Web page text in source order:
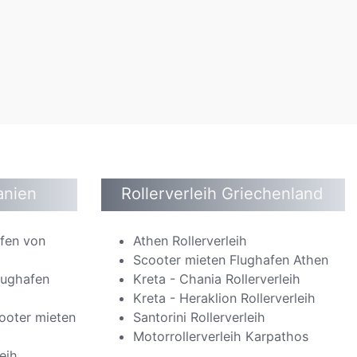
von
mieten
Rollerverleih Griechenland
Athen Rollerverleih
Scooter mieten Flughafen Athen
Kreta - Chania Rollerverleih
Kreta - Heraklion Rollerverleih
Santorini Rollerverleih
Motorrollerverleih Karpathos